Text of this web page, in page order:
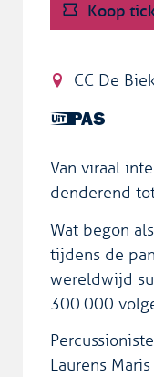
Koop
CC De
Dit is
UiTPAS
activiteit.
Van viraal
denderend
Wat begon
tijdens de
wereldwijd
300.000
Laurens